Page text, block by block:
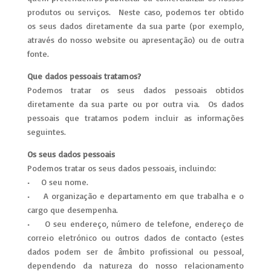
produtos ou serviços. Neste caso, podemos ter obtido
os seus dados diretamente da sua parte (por exemplo,
através do nosso website ou apresentação) ou de outra
fonte.
Que dados pessoais tratamos?
Podemos tratar os seus dados pessoais obtidos
diretamente da sua parte ou por outra via. Os dados
pessoais que tratamos podem incluir as informações
seguintes.
Os seus dados pessoais
Podemos tratar os seus dados pessoais, incluindo:
• O seu nome.
• A organização e departamento em que trabalha e o
cargo que desempenha.
• O seu endereço, número de telefone, endereço de
correio eletrónico ou outros dados de contacto (estes
dados podem ser de âmbito profissional ou pessoal,
dependendo da natureza do nosso relacionamento